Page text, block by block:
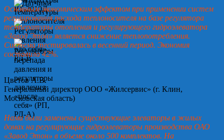
Основным экономическим эффектом при применении систем
регулирования расхода теплоносителя на базе регулятора
температуры отопления и регулирующего гидроэлеватора
«Завод Этон» является снижение теплопотребления.
Система тестировалась в весенний период. Экономия
составила 42%.
Цветов А.В.
Генеральный директор ООО «Жилсервис» (г. Клин,
Московская область)
Нами были заменены существующие элеваторы в жилых
домах на регулирующие гидроэлеваторы производства ОАО
«Завод Этон» в объеме около 500 комплектов. На